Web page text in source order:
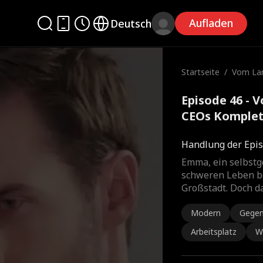
Deutsch Aufladen
Startseite / Vom
Episode 46 -
CEOs
Handlung der
Emma, ein
schweren Leben
Großstadt. Doch
Modern
Arbeitsplatz